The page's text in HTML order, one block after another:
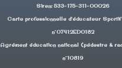
Siren: 533-175-311-00026
Carte professionnelle d'éducateur Sportif
n°07412ED0182
Agrément éducation national (pédestre &
n°10819